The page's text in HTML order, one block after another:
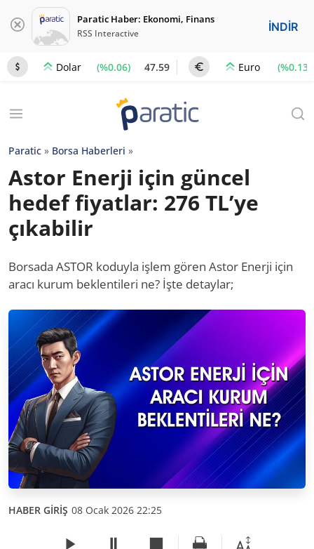
Paratic Haber: Ekonomi, Finans
RSS Interactive İNDİR
Dolar (%0.06) 47.59 Euro (%0.13)
Paratic » Borsa Haberleri »
Astor Enerji için güncel
hedef fiyatlar: 276 TL’ye
çıkabilir
Borsada ASTOR koduyla işlem gören Astor Enerji için
aracı kurum beklentileri ne? İşte detaylar;
HABER GİRİŞ 08 Ocak 2026 22:25